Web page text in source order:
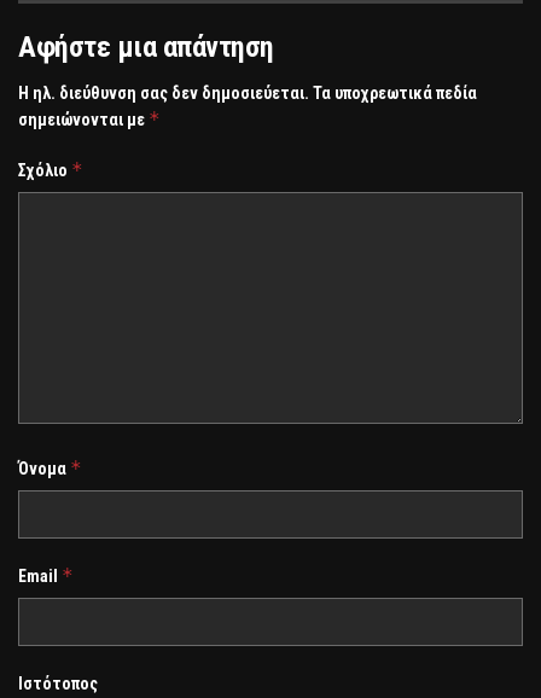
Αφήστε μια απάντηση
Η ηλ. διεύθυνση σας δεν δημοσιεύεται. Τα υποχρεωτικά πεδία
σημειώνονται με *
Σχόλιο *
Όνομα *
Email *
Ιστότοπος